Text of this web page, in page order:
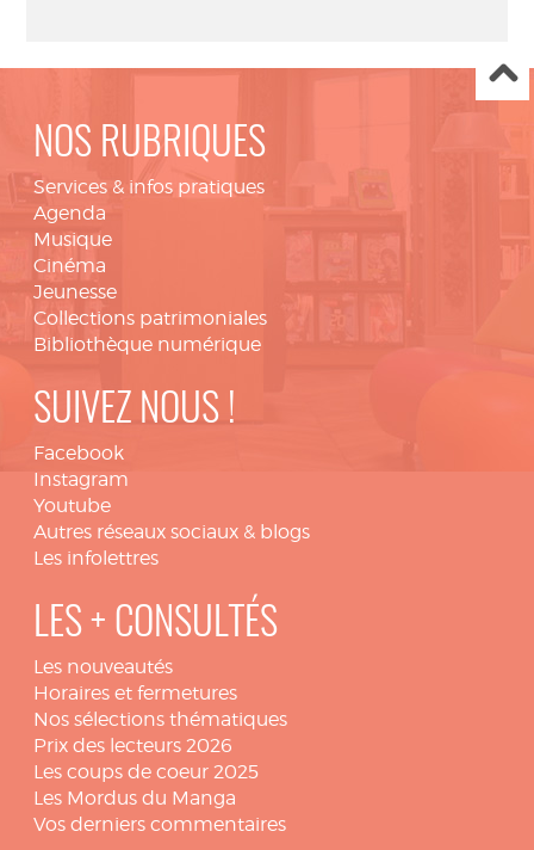
NOS RUBRIQUES
Services & infos pratiques
Agenda
Musique
Cinéma
Jeunesse
Collections patrimoniales
Bibliothèque numérique
SUIVEZ NOUS !
Facebook
Instagram
Youtube
Autres réseaux sociaux & blogs
Les infolettres
LES + CONSULTÉS
Les nouveautés
Horaires et fermetures
Nos sélections thématiques
Prix des lecteurs 2026
Les coups de coeur 2025
Les Mordus du Manga
Vos derniers commentaires